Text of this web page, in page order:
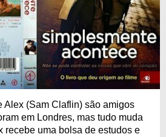
Alex (Sam Claflin) são amigos
em Londres, mas tudo muda
recebe uma bolsa de estudos e